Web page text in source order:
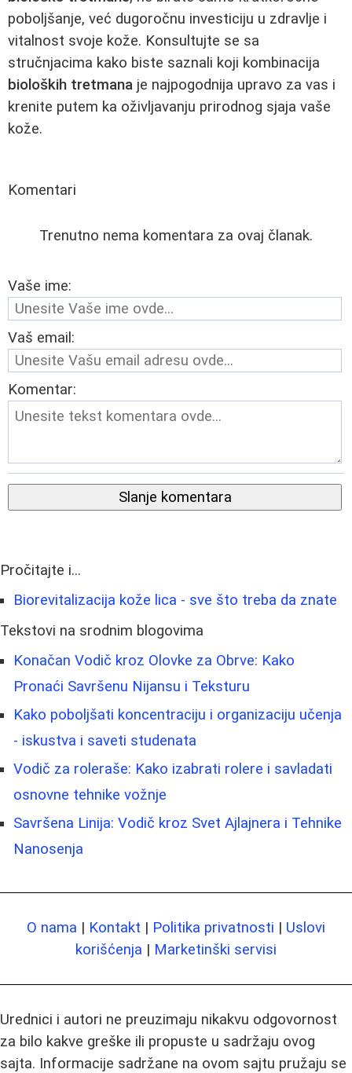
poboljšanje, već dugoročnu investiciju u zdravlje i
vitalnost svoje kože. Konsultujte se sa
stručnjacima kako biste saznali koji kombinacija
bioloških tretmana je najpogodnija upravo za vas i
krenite putem ka oživljavanju prirodnog sjaja vaše
kože.
Komentari
Trenutno nema komentara za ovaj članak.
Vaše ime:
Vaš email:
Komentar:
Slanje komentara
Pročitajte i...
Biorevitalizacija kože lica - sve što treba da znate
Tekstovi na srodnim blogovima
Konačan Vodič kroz Olovke za Obrve: Kako
Pronaći Savršenu Nijansu i Teksturu
Kako poboljšati koncentraciju i organizaciju učenja
- iskustva i saveti studenata
Vodič za roleraše: Kako izabrati rolere i savladati
osnovne tehnike vožnje
Savršena Linija: Vodič kroz Svet Ajlajnera i Tehnike
Nanosenja
O nama | Kontakt | Politika privatnosti | Uslovi
korišćenja | Marketinški servisi
Urednici i autori ne preuzimaju nikakvu odgovornost
za bilo kakve greške ili propuste u sadržaju ovog
sajta. Informacije sadržane na ovom sajtu pružaju se